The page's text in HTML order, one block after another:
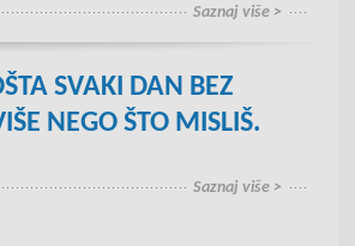
Saznaj više >
SVAKI DAN BEZ
NEGO ŠTO MISLIŠ.
Saznaj više >